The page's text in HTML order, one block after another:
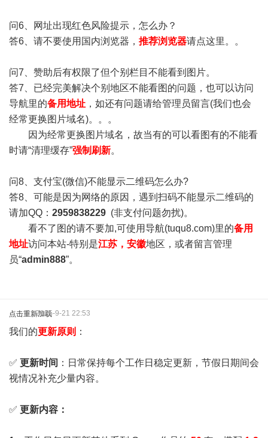
问6、网址出现红色风险提示，怎么办？
答6、请不要使用国内浏览器， 推荐浏览器请点这里。。
问7、赞助后有权限了但个别栏目不能看到图片。
答7、已经完美解决个别地区不能看图的问题，也可以访问
导航里的备用地址 ，如还有问题请给管理员留言(我们也会
经常更换图片域名)。。。
因为经常更换图片域名，故当有的可以看图有的不能看
时请“清理缓存”强制刷新。
问8、支付宝(微信)不能显示二维码怎么办?
答8、可能是因为网络的原因，遇到扫码不能显示二维码的
请加QQ： 2959838229 (非支付问题勿扰)。
看不了图的请不要加,可使用导航(tuqu8.com)里的备用
地址访问本站-特别是江苏，安徽地区，或者留言管理
员“admin888”。
点击重新加载2025-9-21 22:53
我们的更新原则 ：
✅ 更新时间 ：日常保持每个工作日稳定更新，节假日期间会
视情况补充少量内容。
✅ 更新内容：